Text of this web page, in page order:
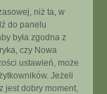
niż ta, w
do panelu
była zgodna z
czy Nowa
ustawień, może
Jeżeli
jest dobry moment,